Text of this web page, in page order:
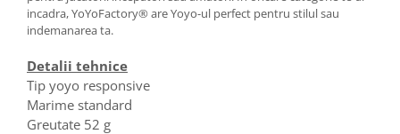
incadra, YoYoFactory® are Yoyo-ul perfect pentru stilul sau
indemanarea ta.
Detalii tehnice
Tip yoyo responsive
Marime standard
Greutate 52 g